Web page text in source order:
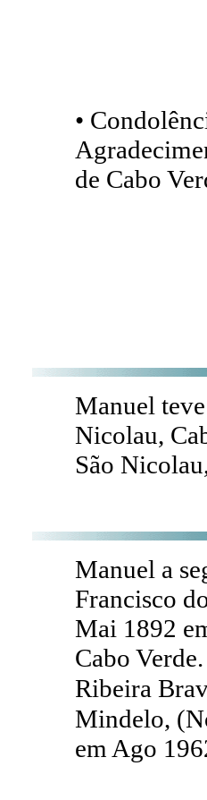
•
de Cabo
Manuel
Nicolau,
São
Manuel a
Francisco
Mai 1892
Cabo
Ribeira
Mindelo,
em Ago